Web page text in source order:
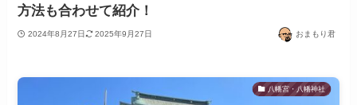
方法も合わせて紹介！
2024年8月27日 2025年9月27日 おまもり君
八幡宮・八幡神社